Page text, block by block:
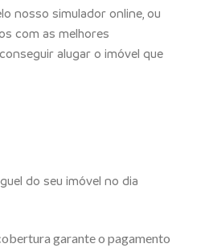
nosso simulador online, ou
com as melhores
alugar o imóvel que
do seu imóvel no dia
garante o pagamento